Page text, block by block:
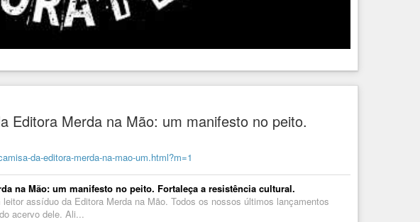
Editora Merda na Mão: um manifesto no peito.
da-editora-merda-na-mao-um.html?m=1
na Mão: um manifesto no peito. Fortaleça a resistência cultural.
leitor assíduo da Editora Merda na Mão. Todos os nossos últimos lançamentos
acervo dele. Ali...